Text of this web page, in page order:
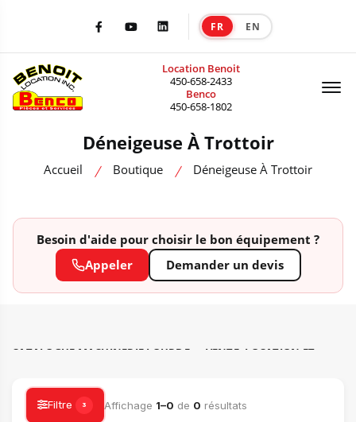
FacebookYoutubeLinkedIn FR EN
Location Benoit
450-658-2433
Benco
450-658-1802
Déneigeuse À Trottoir
Accueil Boutique Déneigeuse À Trottoir
Besoin d'aide pour choisir le bon équipement ?
Appeler
Demander un devis
CATALOGUE MACHINERIE LOURDE — VENTE, LOCATION ET
Filtre 3 Affichage 1–0 de 0 résultats